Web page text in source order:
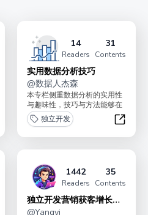
开发者首次飞行指南
14
Readers
31
Contents
实用数据分析技巧
@数据人杰森
本专栏侧重数据分析的实用性
与趣味性，技巧与方法能够在
日常工作中快速落地，提高数
据分析的效率，提升分析...
独立开发
实用
1442
Readers
35
Contents
独立开发营销获客增长手
册
@Yangyi